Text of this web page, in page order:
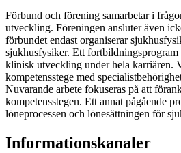
Förbund och förening samarbetar i
utveckling. Föreningen ansluter även
förbundet endast organiserar
sjukhusfysiker. Ett fortbildningsprogram
klinisk utveckling under hela karriären.
kompetensstege med
Nuvarande arbete fokuseras på att
kompetensstegen. Ett annat pågående
löneprocessen och lönesättningen för
Informationskanaler